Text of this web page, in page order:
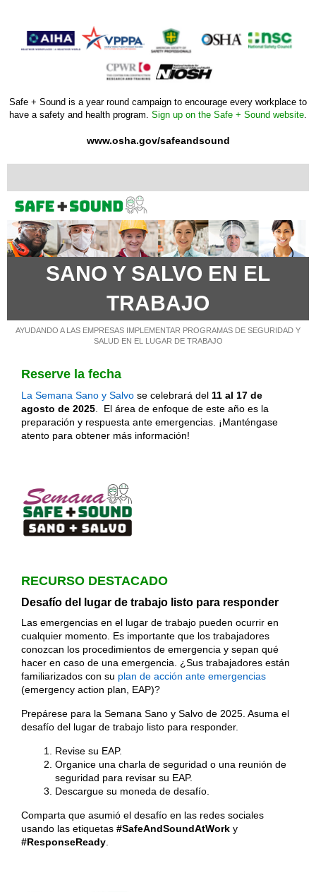
Safe + Sound is a year round campaign to encourage every workplace to
have a safety and health program. Sign up on the Safe + Sound website.
www.osha.gov/safeandsound
SANO Y SALVO EN EL
TRABAJO
AYUDANDO A LAS EMPRESAS IMPLEMENTAR PROGRAMAS DE SEGURIDAD Y
SALUD EN EL LUGAR DE TRABAJO
Reserve la fecha
La Semana Sano y Salvo se celebrará del 11 al 17 de
agosto de 2025 . El área de enfoque de este año es la
preparación y respuesta ante emergencias. ¡Manténgase
atento para obtener más información!
RECURSO DESTACADO
Desafío del lugar de trabajo listo para responder
Las emergencias en el lugar de trabajo pueden ocurrir en
cualquier momento. Es importante que los trabajadores
conozcan los procedimientos de emergencia y sepan qué
hacer en caso de una emergencia. ¿Sus trabajadores están
familiarizados con su plan de acción ante emergencias
(emergency action plan, EAP)?
Prepárese para la Semana Sano y Salvo de 2025. Asuma el
desafío del lugar de trabajo listo para responder.
Revise su EAP.
Organice una charla de seguridad o una reunión de
seguridad para revisar su EAP.
Descargue su moneda de desafío.
Comparta que asumió el desafío en las redes sociales
usando las etiquetas #SafeAndSoundAtWork y
#ResponseReady